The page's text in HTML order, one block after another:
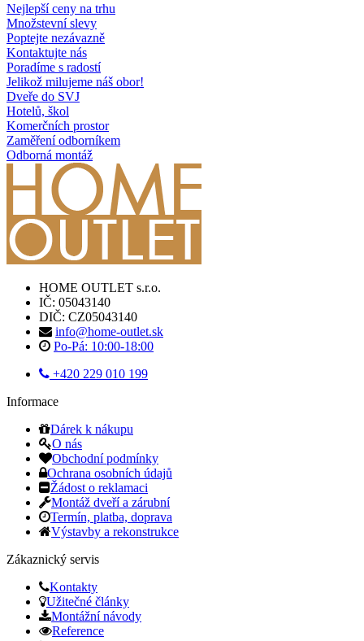
Nejlepší ceny na trhu
Množstevní slevy
Poptejte nezávazně
Kontaktujte nás
Poradíme s radostí
Jelikož milujeme náš obor!
Dveře do SVJ
Hotelů, škol
Komerčních prostor
Zaměření odborníkem
Odborná montáž
HOME OUTLET s.r.o.
IČ: 05043140
DIČ: CZ05043140
info@home-outlet.sk
Po-Pá: 10:00-18:00
+420 229 010 199
Informace
Dárek k nákupu
O nás
Obchodní podmínky
Ochrana osobních údajů
Žádost o reklamaci
Montáž dveří a zárubní
Termín, platba, doprava
Výstavby a rekonstrukce
Zákaznický servis
Kontakty
Užitečné články
Montážní návody
Reference